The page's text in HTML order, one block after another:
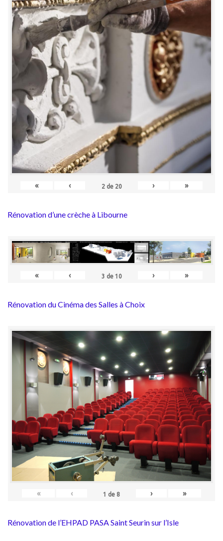
« ‹ 2de 20 › »
Rénovation d’une crèche à Libourne
« ‹ 3 de 10 › »
Rénovation du Cinéma des Salles à Choix
« ‹ 1 de 8 › »
Rénovation de l’EHPAD PASA Saint Seurin sur l’Isle